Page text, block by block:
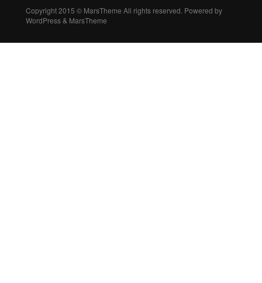
Copyright 2015 © MarsTheme All rights reserved. Powered by
WordPress & MarsTheme